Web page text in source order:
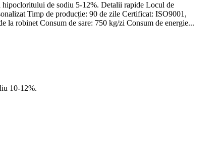
hipocloritului de sodiu 5-12%. Detalii rapide Locul de
Timp de producție: 90 de zile Certificat: ISO9001,
la robinet Consum de sare: 750 kg/zi Consum de energie...
10-12%.